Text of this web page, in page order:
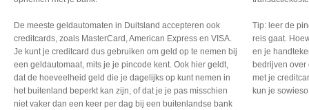
De meeste geldautomaten in Duitsland accepteren ook
creditcards, zoals MasterCard, American Express en VISA.
Je kunt je creditcard dus gebruiken om geld op te nemen bij
een geldautomaat, mits je je pincode kent. Ook hier geldt,
dat de hoeveelheid geld die je dagelijks op kunt nemen in
het buitenland beperkt kan zijn, of dat je je pas misschien
niet vaker dan een keer per dag bij een buitenlandse bank
Tip: leer de
reis gaat.
en je
bedrijven over
met je
kun je